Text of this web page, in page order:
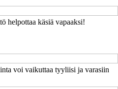
helpottaa käsiä vapaaksi!
voi vaikuttaa tyyliisi ja varasiin